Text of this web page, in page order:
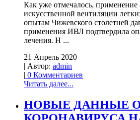
Как уже отмечалось, применение
искусственной вентиляции
опытам Чижевского столетней
применения ИВЛ подтвердила
лечения. Н ...
21 Апрель 2020
| Автор: admin
| 0 Комментариев
Читать далее...
НОВЫЕ ДАННЫЕ